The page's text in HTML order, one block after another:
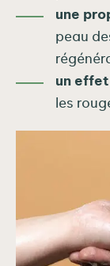
une
peau
un
les